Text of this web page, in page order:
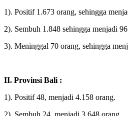
1). Positif 1.673 orang, sehingga
2). Sembuh 1.848 sehingga menjadi
3). Meninggal 70 orang, sehingga
II. Provinsi Bali :
1). Positif 48, menjadi 4.158 orang.
2). Sembuh 24, menjadi 3.648 orang.